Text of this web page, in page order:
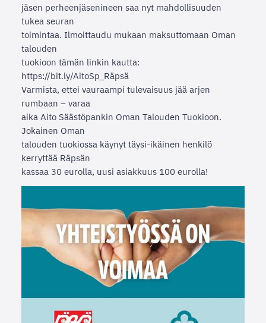
jäsen perheenjäsenineen saa nyt mahdollisuuden
tukea seuran
toimintaa. Ilmoittaudu mukaan maksuttomaan Oman
talouden
tuokioon tämän linkin kautta:
https://bit.ly/AitoSp_Räpsä
Varmista, ettei vauraampi tulevaisuus jää arjen
rumbaan – varaa
aika Aito Säästöpankin Oman Talouden Tuokioon.
Jokainen Oman
talouden tuokiossa käynyt täysi-ikäinen henkilö
kerryttää Räpsän
kassaa 30 eurolla, uusi asiakkuus 100 eurolla!